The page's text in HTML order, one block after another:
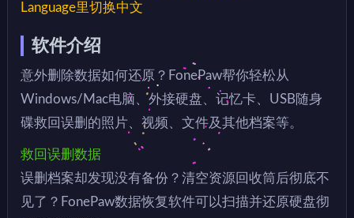
Language里切换中文
软件介绍
意外删除数据如何还原？FonePaw帮你轻松从
Windows/Mac电脑、外接硬盘、记忆卡、USB随身
碟救回误删的照片、视频、文件及其他档案等。
救回误删数据
误删档案却发现没有备份？清空资源回收筒后彻底不
见了？FonePaw数据恢复软件可以扫描并还原硬盘彻